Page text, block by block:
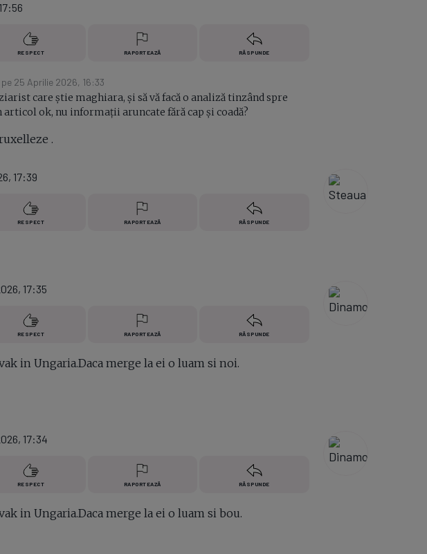
RESPECT RAPORTEAZĂ RĂSPUNDE
pe 25 Aprilie 2026, 16:33
ziarist care știe maghiara, și să vă facă o analiză tinzând spre
articol ok, nu informații aruncate fără cap și coadă?
.
17:39
RESPECT RAPORTEAZĂ RĂSPUNDE
17:35
RESPECT RAPORTEAZĂ RĂSPUNDE
in Ungaria.Daca merge la ei o luam si noi.
17:34
RESPECT RAPORTEAZĂ RĂSPUNDE
in Ungaria.Daca merge la ei o luam si bou.